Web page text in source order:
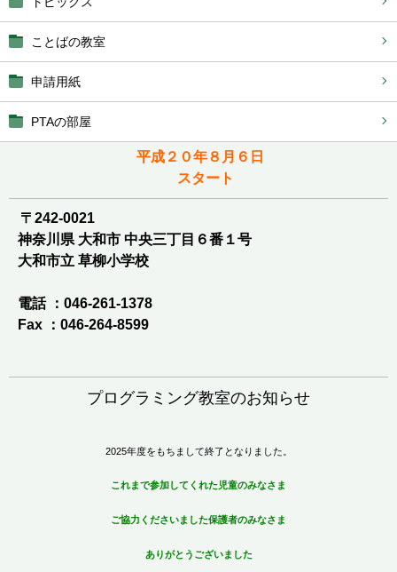
ことばの教室
申請用紙
PTAの部屋
平成２０年８月６日
スタート
〒242-0021
神奈川県 大和市 中央三丁目６番１号
大和市立 草柳小学校
電話 ：046-261-1378
Fax ：046-264-8599
プログラミング教室のお知らせ
2025年度をもちまして終了となりました。
これまで参加してくれた児童のみなさま
ご協力くださいました保護者のみなさま
ありがとうございました